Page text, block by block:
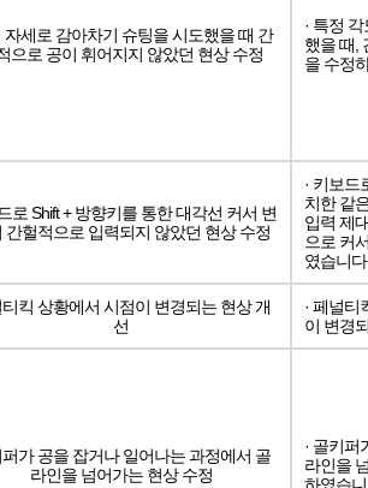
자세로 감아차기 슈팅을 시도했을 때 간
으로 공이 휘어지지 않았던 현상 수정
· 특정
했을 때,
을 수정
로 Shift + 방향키를 통한 대각선 커서 변
간헐적으로 입력되지 않았던 현상 수정
· 키보드
치한 같
입력 제
으로 커
였습니
킥 상황에서 시점이 변경되는 현상 개
선
· 페널티
이 변경
가 공을 잡거나 일어나는 과정에서 골
라인을 넘어가는 현상 수정
· 골키퍼
라인을